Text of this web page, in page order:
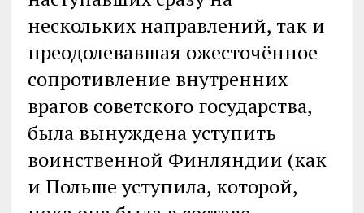
нескольких направлений, так и
преодолевавшая ожесточённое
сопротивление внутренних
врагов советского государства,
была вынуждена уступить
воинственной Финляндии (как
и Польше уступила, которой,